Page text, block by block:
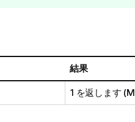
結果
1 を返します (M